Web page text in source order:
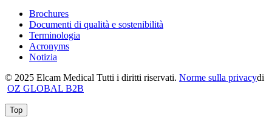
Brochures
Documenti di qualità e sostenibilità
Terminologia
Acronyms
Notizia
© 2025 Elcam Medical Tutti i diritti riservati. Norme sulla privacydi
OZ GLOBAL B2B
Top